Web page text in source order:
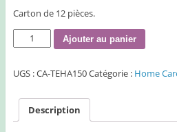
Carton de 12 pièces.
quantité
de
d'eau
150ml
Ajouter au panier
UGS :CA-TEHA150Catégorie : Home
Description